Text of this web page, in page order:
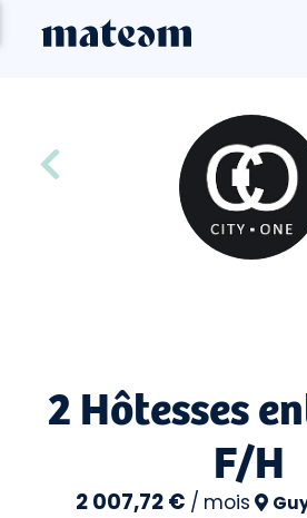
2 Hôtesses
F/H
2 007,72 € / mois